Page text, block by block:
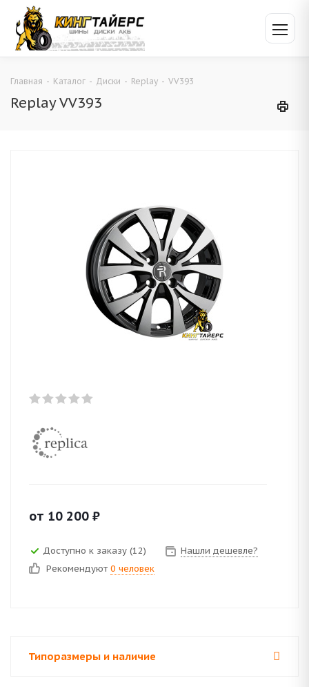
Главная - Каталог - Диски - Replay - VV393
Replay VV393
от 10 200 ₽
Доступно к заказу (12)
Нашли дешевле?
Рекомендуют 0 человек
Типоразмеры и наличие